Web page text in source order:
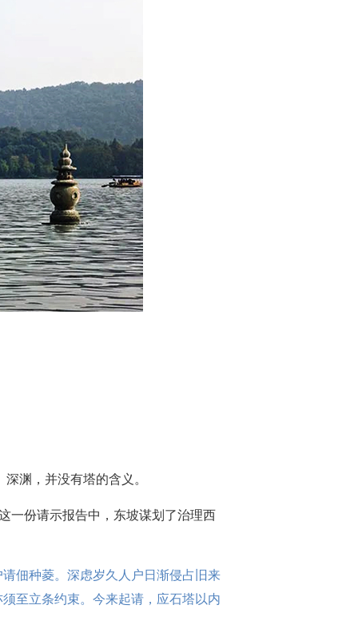
渊，并没有塔的含义。
一份请示报告中，东坡谋划了治理西
佃种菱。深虑岁久人户日渐侵占旧来
至立条约束。今来起请，应石塔以内